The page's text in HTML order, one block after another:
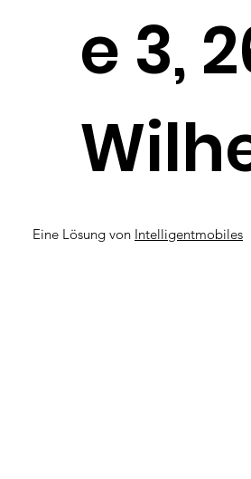
Eine Lösung von Intelligentmobiles
e 3,